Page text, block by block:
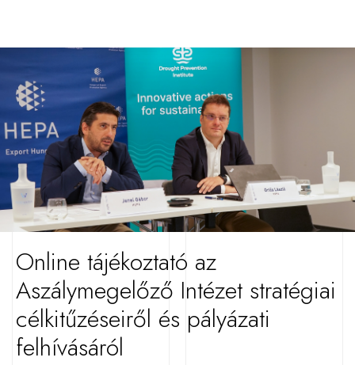
Online tájékoztató az
Aszálymegelőző Intézet stratégiai
célkitűzéseiről és pályázati
felhívásáról